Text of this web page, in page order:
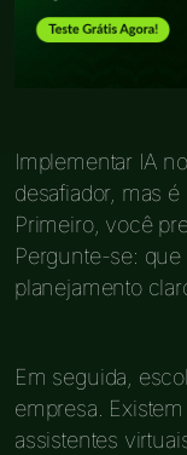
Implementar IA
desafiador, mas
Primeiro, você
Pergunte-se:
planejamento
Em seguida,
empresa.
assistentes